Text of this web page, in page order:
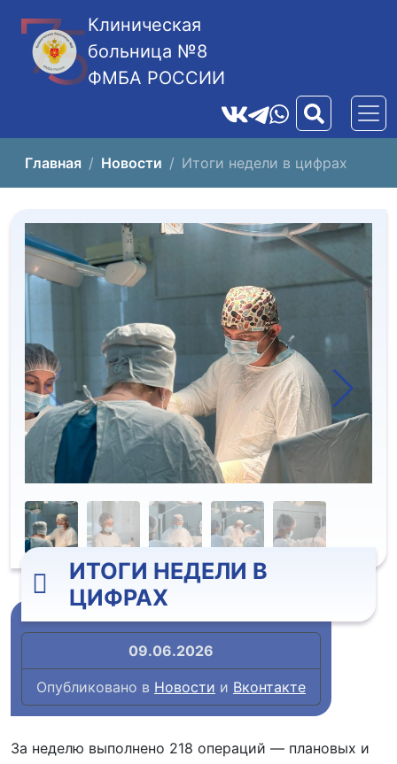
Клиническая
больница №8
ФМБА РОССИИ
Главная Новости Итоги недели в цифрах
ИТОГИ НЕДЕЛИ В
ЦИФРАХ
09.06.2026
Опубликовано в Новости и Вконтакте
За неделю выполнено 218 операций — плановых и